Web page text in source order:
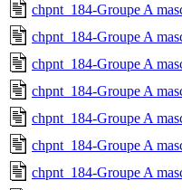
chpnt_184-Groupe A
chpnt_184-Groupe A
chpnt_184-Groupe A
chpnt_184-Groupe A
chpnt_184-Groupe A
chpnt_184-Groupe A
chpnt_184-Groupe A